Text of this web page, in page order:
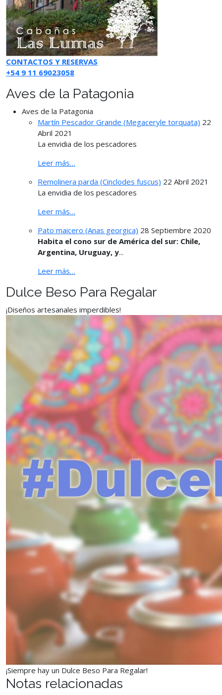
CONTACTOS Y RESERVAS
+54 9 11 69023058
Aves de la Patagonia
Aves de la Patagonia
Martín Pescador Grande (Megaceryle torquata) 22
Abril 2021
La envidia de los pescadores
Leer más…
Remolinera parda (Cinclodes fuscus) 22 Abril 2021
La envidia de los pescadores
Leer más…
Pato maicero (Anas georgica) 28 Septiembre 2020
Habita el cono sur de América del sur: Chile,
Argentina, Uruguay, y...
Leer más…
Dulce Beso Para Regalar
¡Diseños artesanales imperdibles!
¡Siempre hay un Dulce Beso Para Regalar!
Notas relacionadas